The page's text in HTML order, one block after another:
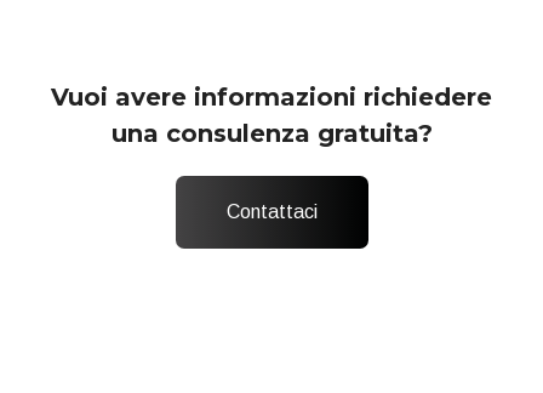
Vuoi avere informazioni richiedere
una consulenza gratuita?
Contattaci